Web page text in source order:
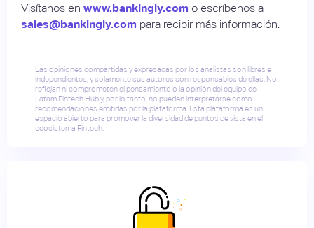
Visítanos en www.bankingly.com o escríbenos a
sales@bankingly.com para recibir más información.
Las opiniones compartidas y expresadas por los analistas son libres e
independientes, y solamente sus autores son responsables de ellas. No
reflejan ni comprometen el pensamiento o la opinión del equipo de
Latam Fintech Hub y, por lo tanto, no pueden interpretarse como
recomendaciones emitidas por la plataforma. Esta plataforma es un
espacio abierto para promover la diversidad de puntos de vista en el
ecosistema Fintech.